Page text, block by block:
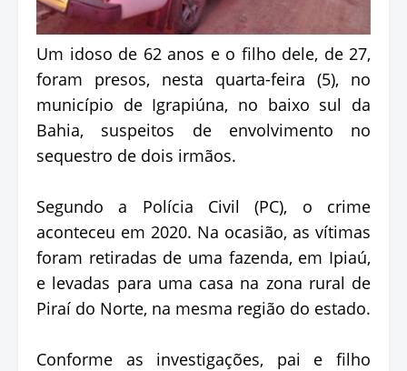
Um idoso de 62 anos e o filho dele, de 27,
foram presos, nesta quarta-feira (5), no
município de Igrapiúna, no baixo sul da
Bahia, suspeitos de envolvimento no
sequestro de dois irmãos.
Segundo a Polícia Civil (PC), o crime
aconteceu em 2020. Na ocasião, as vítimas
foram retiradas de uma fazenda, em Ipiaú,
e levadas para uma casa na zona rural de
Piraí do Norte, na mesma região do estado.
Conforme as investigações, pai e filho